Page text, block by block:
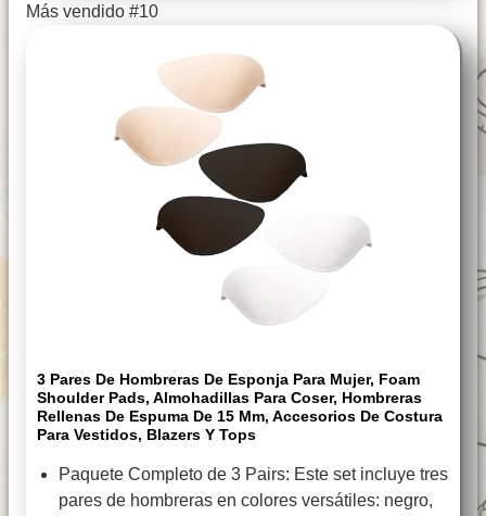
Más vendido #10
3 Pares De Hombreras De Esponja Para Mujer, Foam
Shoulder Pads, Almohadillas Para Coser, Hombreras
Rellenas De Espuma De 15 Mm, Accesorios De Costura
Para Vestidos, Blazers Y Tops
Paquete Completo de 3 Pairs: Este set incluye tres
pares de hombreras en colores versátiles: negro,